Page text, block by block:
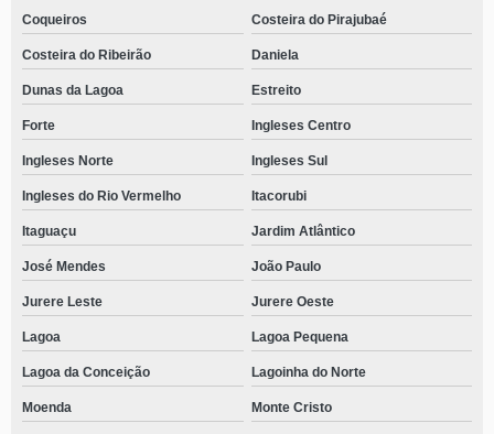
Coqueiros Costeira do Pirajubaé
Costeira do Ribeirão Daniela
Dunas da Lagoa Estreito
Forte Ingleses Centro
Ingleses Norte Ingleses Sul
Ingleses do Rio Vermelho Itacorubi
Itaguaçu Jardim Atlântico
José Mendes João Paulo
Jurere Leste Jurere Oeste
Lagoa Lagoa Pequena
Lagoa da Conceição Lagoinha do Norte
Moenda Monte Cristo